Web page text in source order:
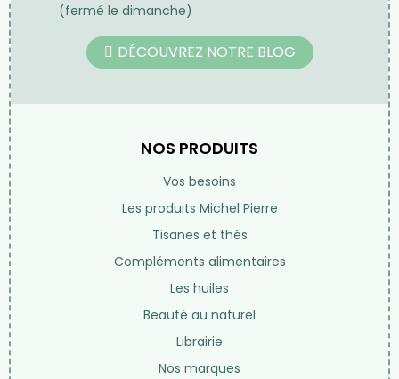
(fermé le dimanche)
DÉCOUVREZ NOTRE BLOG
NOS PRODUITS
Vos besoins
Les produits Michel Pierre
Tisanes et thés
Compléments alimentaires
Les huiles
Beauté au naturel
Librairie
Nos marques